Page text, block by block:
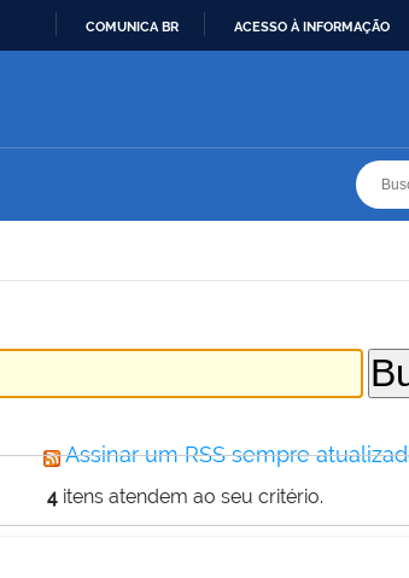
COMUNICA BR ACESSO À INFORMAÇÃO
Assinar um RSS sempre
4itens atendem ao seu critério.